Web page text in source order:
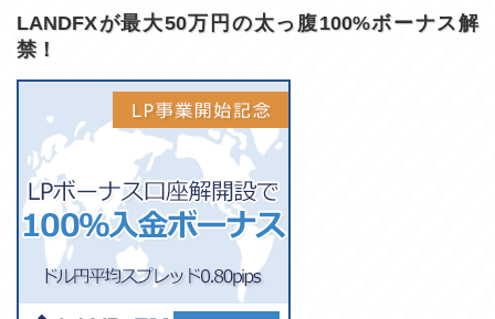
LANDFXが最大50万円の太っ腹100%ボーナス解
禁！